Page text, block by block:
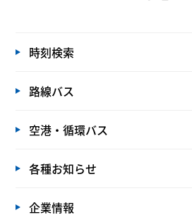
時刻検索
路線バス
空港・循環バス
各種お知らせ
企業情報